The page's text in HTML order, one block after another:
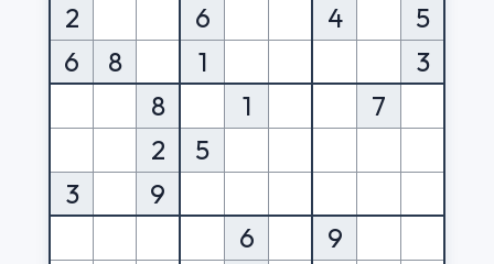
2
6 4
5
6
8 1
3
8
1
7
2
5
3
9
6
9